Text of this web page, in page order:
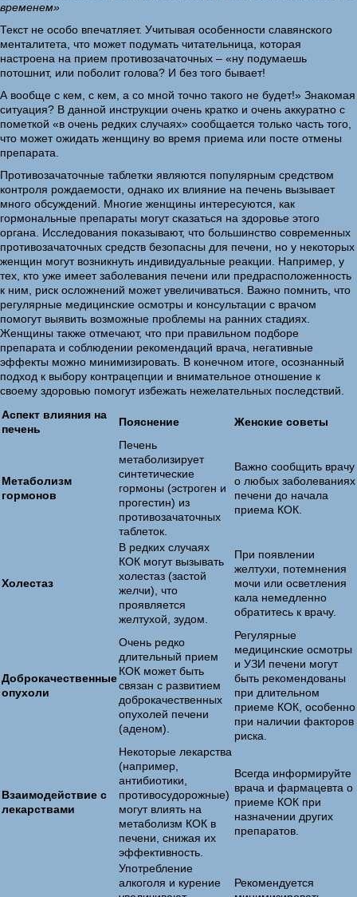
временем»
Текст не особо впечатляет. Учитывая особенности славянского
менталитета, что может подумать читательница, которая
настроена на прием противозачаточных – «ну подумаешь
потошнит, или поболит голова? И без того бывает!
А вообще с кем, с кем, а со мной точно такого не будет!» Знакомая
ситуация? В данной инструкции очень кратко и очень аккуратно с
пометкой «в очень редких случаях» сообщается только часть того,
что может ожидать женщину во время приема или посте отмены
препарата.
Противозачаточные таблетки являются популярным средством
контроля рождаемости, однако их влияние на печень вызывает
много обсуждений. Многие женщины интересуются, как
гормональные препараты могут сказаться на здоровье этого
органа. Исследования показывают, что большинство современных
противозачаточных средств безопасны для печени, но у некоторых
женщин могут возникнуть индивидуальные реакции. Например, у
тех, кто уже имеет заболевания печени или предрасположенность
к ним, риск осложнений может увеличиваться. Важно помнить, что
регулярные медицинские осмотры и консультации с врачом
помогут выявить возможные проблемы на ранних стадиях.
Женщины также отмечают, что при правильном подборе
препарата и соблюдении рекомендаций врача, негативные
эффекты можно минимизировать. В конечном итоге, осознанный
подход к выбору контрацепции и внимательное отношение к
своему здоровью помогут избежать нежелательных последствий.
Аспект влияния на
печень
Пояснение Женские советы
Метаболизм
гормонов
Печень
метаболизирует
синтетические
гормоны (эстроген и
прогестин) из
противозачаточных
таблеток.
Важно сообщить врачу
о любых заболеваниях
печени до начала
приема КОК.
Холестаз
В редких случаях
КОК могут вызывать
холестаз (застой
желчи), что
проявляется
желтухой, зудом.
При появлении
желтухи, потемнения
мочи или осветления
кала немедленно
обратитесь к врачу.
Доброкачественные
опухоли
Очень редко
длительный прием
КОК может быть
связан с развитием
доброкачественных
опухолей печени
(аденом).
Регулярные
медицинские осмотры
и УЗИ печени могут
быть рекомендованы
при длительном
приеме КОК, особенно
при наличии факторов
риска.
Взаимодействие с
лекарствами
Некоторые лекарства
(например,
антибиотики,
противосудорожные)
могут влиять на
метаболизм КОК в
печени, снижая их
эффективность.
Всегда информируйте
врача и фармацевта о
приеме КОК при
назначении других
препаратов.
Употребление
алкоголя и курение
Рекомендуется